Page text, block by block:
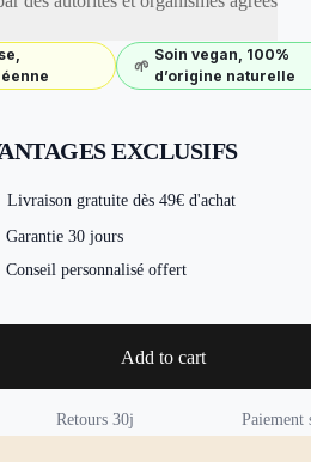
🌱
Soin vegan, 100%
d’origine naturelle
EXCLUSIFS
Livraison gratuite dès 49€ d'achat
Garantie 30 jours
Conseil personnalisé offert
Add to cart
Retours 30j Paiement